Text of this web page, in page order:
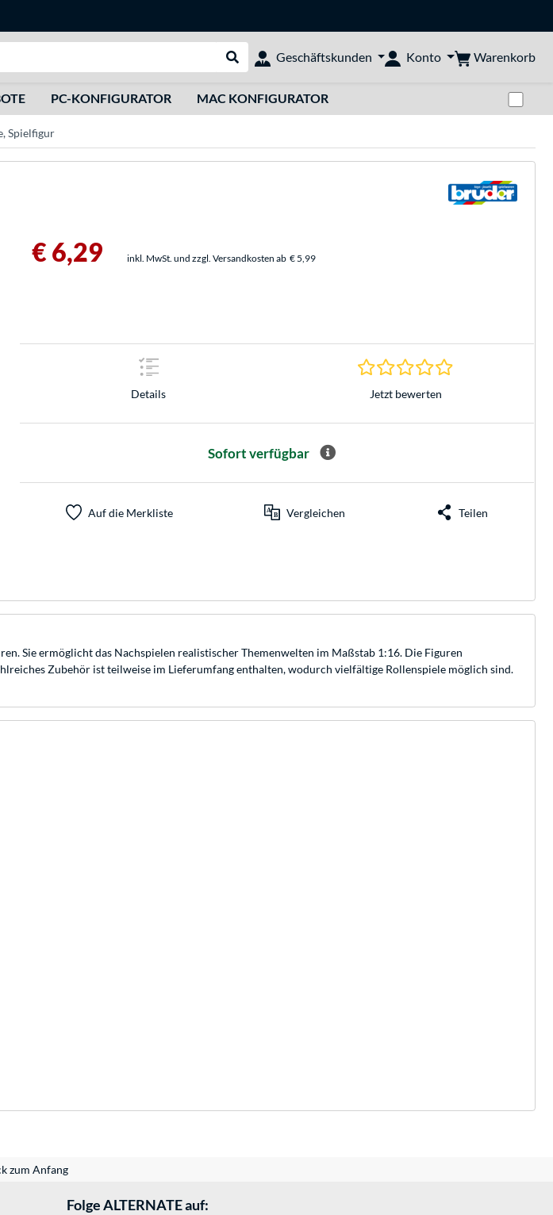
Suche durchführen
Geschäftskunden Konto Warenkorb
PC-KONFIGURATOR MAC KONFIGURATOR
Spielfigur
€ 6,29 inkl. MwSt. und zzgl. Versandkosten ab € 5,99
Details
0.0 Sterne bei 0
Jetzt bewerten
Sofort verfügbar
Auf die Merkliste Vergleichen Teilen
Sie ermöglicht das Nachspielen realistischer Themenwelten im Maßstab 1:16. Die Figuren
Zubehör ist teilweise im Lieferumfang enthalten, wodurch vielfältige Rollenspiele möglich sind.
zum Anfang
Folge ALTERNATE auf: